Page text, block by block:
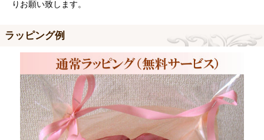
りお願い致します。
ラッピング例